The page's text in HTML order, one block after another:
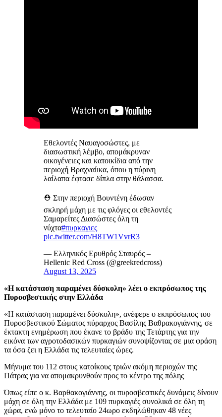
Εθελοντές Ναυαγοσώστες, με
διασωστική λέμβο, απομάκρυναν
οικογένειες και κατοικίδια από την
περιοχή Βραχναίικα, όπου η πύρινη
λαίλαπα έφτασε δίπλα στην θάλασσα.
⛑️ Στην περιοχή Βουντένη έδωσαν
σκληρή μάχη με τις φλόγες οι εθελοντές
Σαμαρείτες Διασώστες όλη τη
νύχτα#πυρκαγιες
pic.twitter.com/H8TW1VvrR3
— Ελληνικός Ερυθρός Σταυρός –
Hellenic Red Cross (@greekredcross)
August 13, 2025
«Η κατάσταση παραμένει δύσκολη» λέει ο εκπρόσωπος της
Πυροσβεστικής στην Ελλάδα
«Η κατάσταση παραμένει δύσκολη», ανέφερε ο εκπρόσωπος του
Πυροσβεστικού Σώματος πύραρχος Βασίλης Βαθρακογιάννης, σε
έκτακτη ενημέρωση που έκανε το βράδυ της Τετάρτης για την
εικόνα των αγροτοδασικών πυρκαγιών συνοψίζοντας σε μια φράση
τα όσα ζει η Ελλάδα τις τελευταίες ώρες.
Μήνυμα του 112 στους κατοίκους τριών ακόμη περιοχών της
Πάτρας για να απομακρυνθούν προς το κέντρο της πόλης
Όπως είπε ο κ. Βαρθακογιάννης, οι πυροσβεστικές δυνάμεις δίνουν
μάχη σε όλη την Ελλάδα με 109 πυρκαγιές συνολικά σε όλη τη
χώρα, ενώ μόνο το τελευταίο 24ωρο εκδηλώθηκαν 48 νέες